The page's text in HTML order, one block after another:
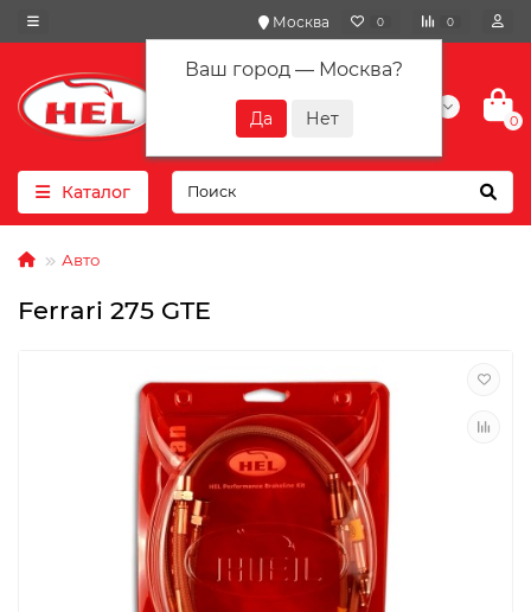
Москва
Ваш город — Москва?
0 0
+7(901) 417-10-01
0
Каталог
Авто
Ferrari 275 GTE